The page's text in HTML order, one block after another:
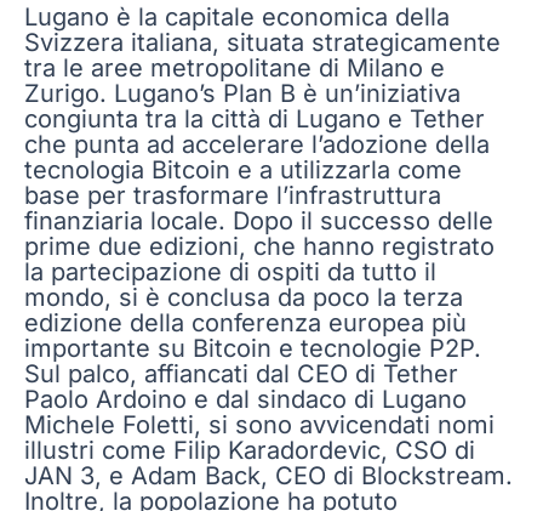
Lugano è la capitale economica della
Svizzera italiana, situata strategicamente
tra le aree metropolitane di Milano e
Zurigo. Lugano’s Plan B è un’iniziativa
congiunta tra la città di Lugano e Tether
che punta ad accelerare l’adozione della
tecnologia Bitcoin e a utilizzarla come
base per trasformare l’infrastruttura
finanziaria locale. Dopo il successo delle
prime due edizioni, che hanno registrato
la partecipazione di ospiti da tutto il
mondo, si è conclusa da poco la terza
edizione della conferenza europea più
importante su Bitcoin e tecnologie P2P.
Sul palco, affiancati dal CEO di Tether
Paolo Ardoino e dal sindaco di Lugano
Michele Foletti, si sono avvicendati nomi
illustri come Filip Karadordevic, CSO di
JAN 3, e Adam Back, CEO di Blockstream.
Inoltre, la popolazione ha potuto